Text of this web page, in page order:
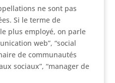
ne sont pas
Si le terme de
plus employé, on parle
web”, “social
de communautés
sociaux”, “manager de